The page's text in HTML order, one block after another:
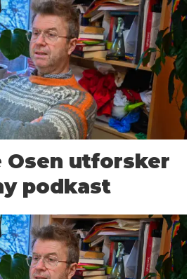
Osen utforsker
podkast